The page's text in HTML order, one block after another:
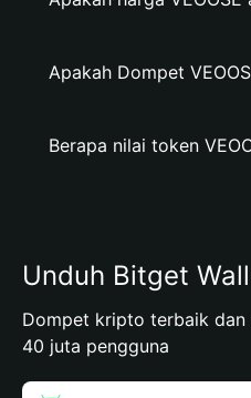
Apakah Dompet
Berapa nilai token
Unduh Bitget
Dompet kripto terbaik
40 juta pengguna